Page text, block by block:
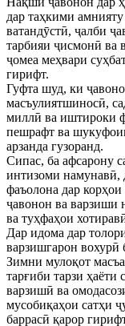
дар таҳкими
ватандӯстӣ, ҷалби
тарбияи ҷисмонӣ
ҷомеа меҳвари
гирифт.
Гуфта шуд, ки
масъулиятшиносӣ,
миллӣ ва иштироки
пешрафт ва
арзанда гузоранд.
Сипас, ба афсарону
интизоми намунавӣ,
фаъолона дар
ҷавонон ва варзиши
ва туҳфаҳои
Дар идома дар
варзишгарон вохурӣ
Зимни мулоқот
тарғиби тарзи
варзишӣ ва
мусобиқаҳои сатҳи
баррасӣ қарор